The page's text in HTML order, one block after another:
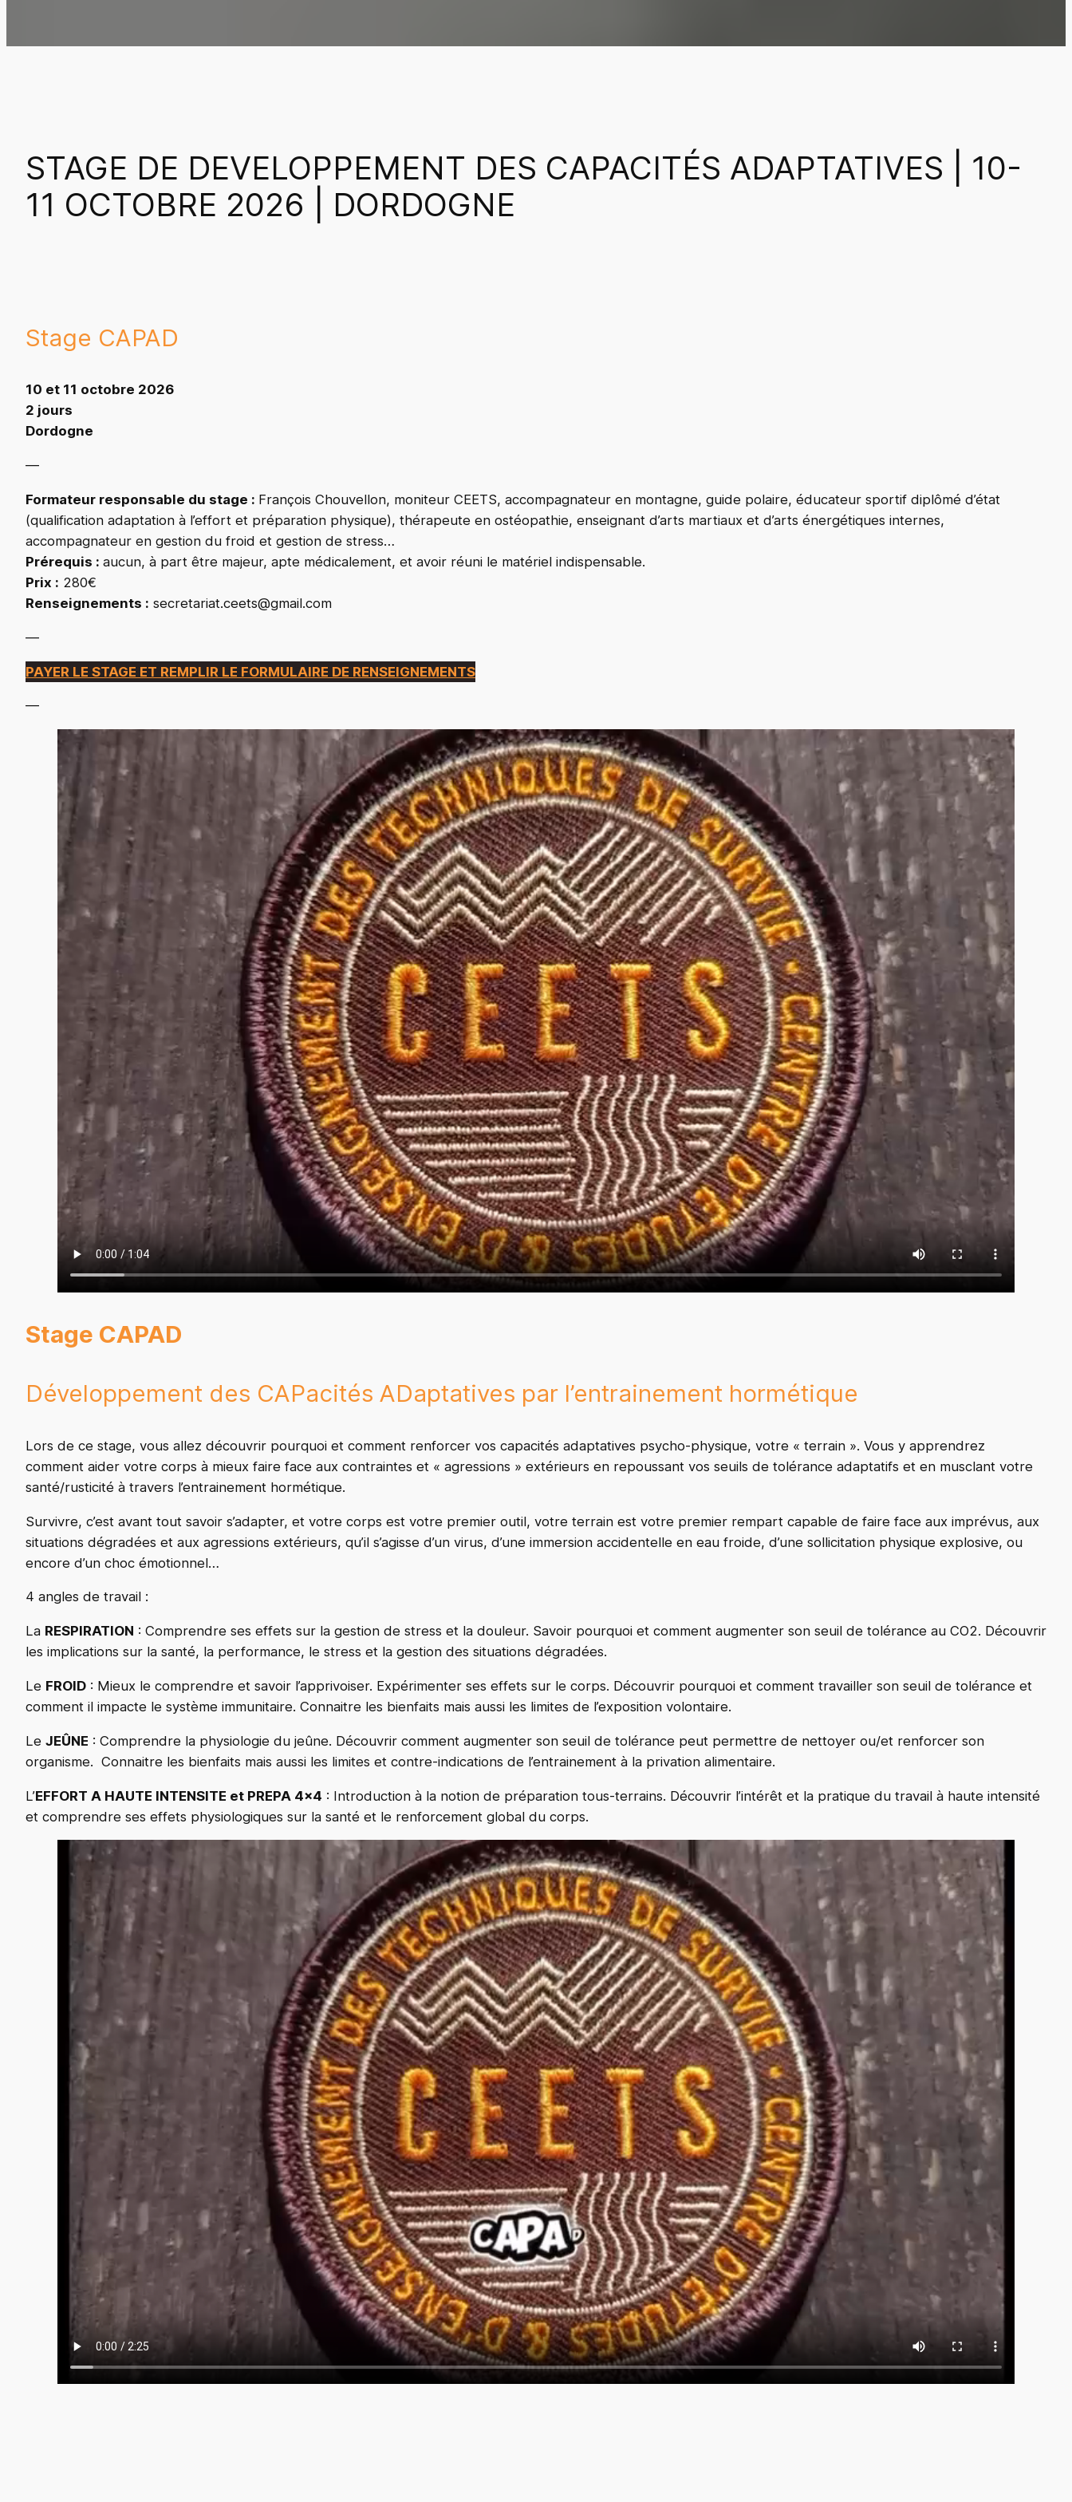
STAGE DE DEVELOPPEMENT DES CAPACITÉS ADAPTATIVES | 10-
11 OCTOBRE 2026 | DORDOGNE
Stage CAPAD
10 et 11 octobre 2026
2 jours
Dordogne
—
Formateur responsable du stage : François Chouvellon, moniteur CEETS, accompagnateur en montagne, guide polaire, éducateur sportif diplômé d’état
(qualification adaptation à l’effort et préparation physique), thérapeute en ostéopathie, enseignant d’arts martiaux et d’arts énergétiques internes,
accompagnateur en gestion du froid et gestion de stress…
Prérequis : aucun, à part être majeur, apte médicalement, et avoir réuni le matériel indispensable.
Prix : 280€
Renseignements : secretariat.ceets@gmail.com
—
PAYER LE STAGE ET REMPLIR LE FORMULAIRE DE RENSEIGNEMENTS
—
Stage CAPAD
Développement des CAPacités ADaptatives par l’entrainement hormétique
Lors de ce stage, vous allez découvrir pourquoi et comment renforcer vos capacités adaptatives psycho-physique, votre « terrain ». Vous y apprendrez
comment aider votre corps à mieux faire face aux contraintes et « agressions » extérieurs en repoussant vos seuils de tolérance adaptatifs et en musclant votre
santé/rusticité à travers l’entrainement hormétique.
Survivre, c’est avant tout savoir s’adapter, et votre corps est votre premier outil, votre terrain est votre premier rempart capable de faire face aux imprévus, aux
situations dégradées et aux agressions extérieurs, qu’il s’agisse d’un virus, d’une immersion accidentelle en eau froide, d’une sollicitation physique explosive, ou
encore d’un choc émotionnel…
4 angles de travail :
La RESPIRATION : Comprendre ses effets sur la gestion de stress et la douleur. Savoir pourquoi et comment augmenter son seuil de tolérance au CO2. Découvrir
les implications sur la santé, la performance, le stress et la gestion des situations dégradées.
Le FROID : Mieux le comprendre et savoir l’apprivoiser. Expérimenter ses effets sur le corps. Découvrir pourquoi et comment travailler son seuil de tolérance et
comment il impacte le système immunitaire. Connaitre les bienfaits mais aussi les limites de l’exposition volontaire.
Le JEÛNE : Comprendre la physiologie du jeûne. Découvrir comment augmenter son seuil de tolérance peut permettre de nettoyer ou/et renforcer son
organisme. Connaitre les bienfaits mais aussi les limites et contre-indications de l’entrainement à la privation alimentaire.
L’EFFORT A HAUTE INTENSITE et PREPA 4×4 : Introduction à la notion de préparation tous-terrains. Découvrir l’intérêt et la pratique du travail à haute intensité
et comprendre ses effets physiologiques sur la santé et le renforcement global du corps.